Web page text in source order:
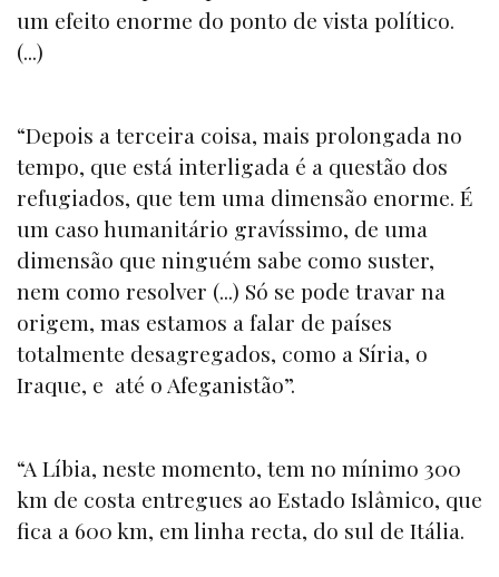
um efeito enorme do ponto de vista político.
(...)
“Depois a terceira coisa, mais prolongada no
tempo, que está interligada é a questão dos
refugiados, que tem uma dimensão enorme. É
um caso humanitário gravíssimo, de uma
dimensão que ninguém sabe como suster,
nem como resolver (...) Só se pode travar na
origem, mas estamos a falar de países
totalmente desagregados, como a Síria, o
Iraque, e até o Afeganistão”.
“A Líbia, neste momento, tem no mínimo 300
km de costa entregues ao Estado Islâmico, que
fica a 600 km, em linha recta, do sul de Itália.